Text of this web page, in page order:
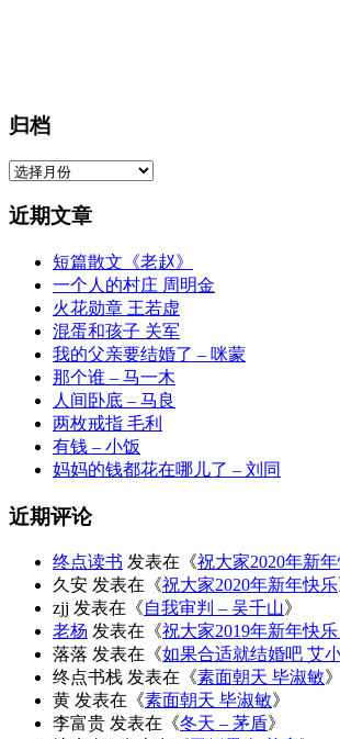
归档
归
近期文章
短篇散文《老赵》
一个人的村庄 周明金
火花勋章 王若虚
混蛋和孩子 关军
我的父亲要结婚了 – 咪蒙
那个谁 – 马一木
人间卧底 – 马良
两枚戒指 毛利
有钱 – 小饭
妈妈的钱都花在哪儿了 – 刘同
近期评论
终点读书 发表在《祝大家2020年新
久安 发表在《祝大家2020年新年快乐
zjj 发表在《自我审判 – 吴千山》
老杨 发表在《祝大家2019年新年快
落落 发表在《如果合适就结婚吧 艾
终点书栈 发表在《素面朝天 毕淑敏》
黄 发表在《素面朝天 毕淑敏》
李富贵 发表在《冬天 – 茅盾》